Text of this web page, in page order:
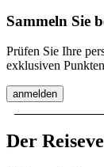
Sammeln Sie
Prüfen Sie Ihre
exklusiven
anmelden
Der